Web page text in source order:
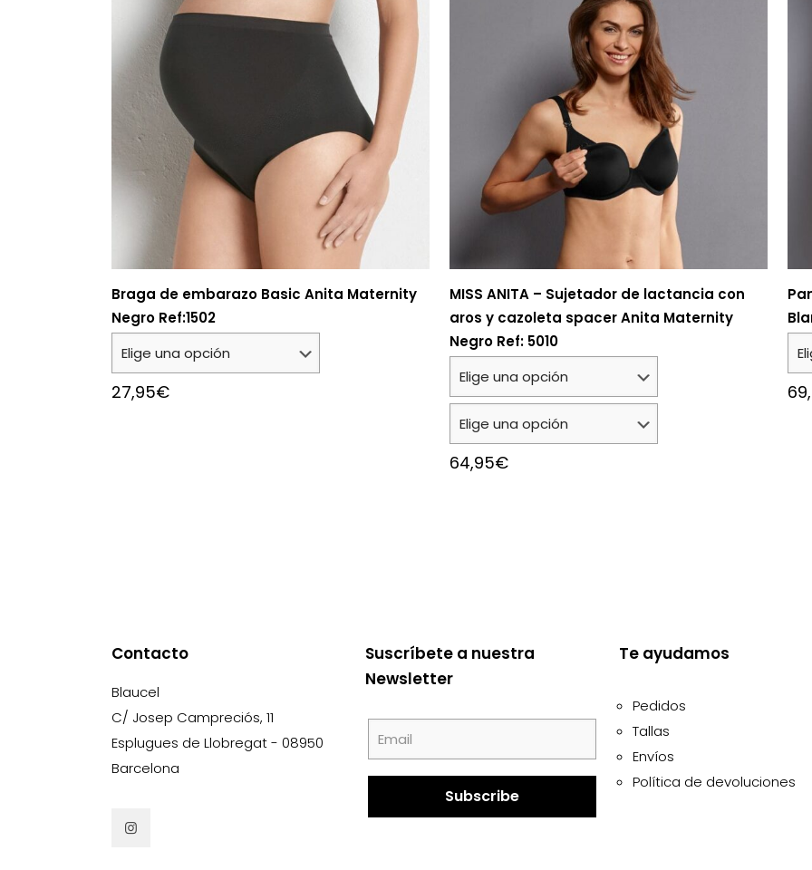
Braga de embarazo Basic Anita Maternity
Negro Ref:1502
27,95€
MISS ANITA – Sujetador de lactancia con
aros y cazoleta spacer Anita Maternity
Negro Ref: 5010
64,95€
Contacto
Blaucel
C/ Josep Campreciós, 11
Esplugues de Llobregat - 08950
Barcelona
Suscríbete a nuestra
Newsletter
Te ayudamos
Pedidos
Tallas
Envíos
Política de devoluciones